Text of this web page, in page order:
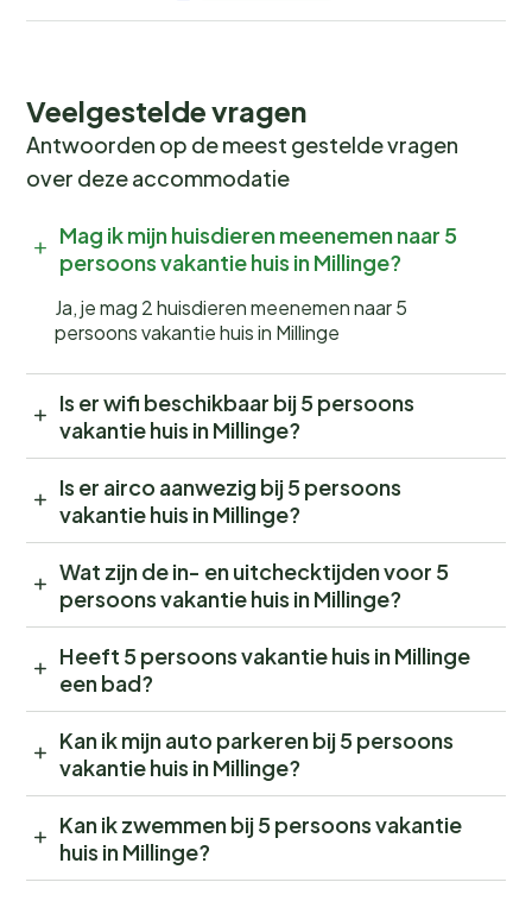
Veelgestelde vragen
Antwoorden op de meest gestelde vragen
over deze accommodatie
Mag ik mijn huisdieren meenemen naar 5
persoons vakantie huis in Millinge?
Ja, je mag 2 huisdieren meenemen naar 5
persoons vakantie huis in Millinge
Is er wifi beschikbaar bij 5 persoons
vakantie huis in Millinge?
Is er airco aanwezig bij 5 persoons
vakantie huis in Millinge?
Wat zijn de in- en uitchecktijden voor 5
persoons vakantie huis in Millinge?
Heeft 5 persoons vakantie huis in Millinge
een bad?
Kan ik mijn auto parkeren bij 5 persoons
vakantie huis in Millinge?
Kan ik zwemmen bij 5 persoons vakantie
huis in Millinge?